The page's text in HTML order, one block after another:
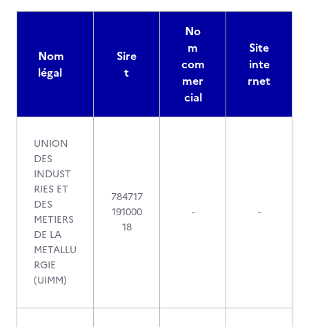
Nom
légal
Sire
t
No
m
com
mer
cial
Site
inte
rnet
UNION
DES
INDUST
RIES ET
DES
METIERS
DE LA
METALLU
RGIE
(UIMM)
784717
191000
18
- -